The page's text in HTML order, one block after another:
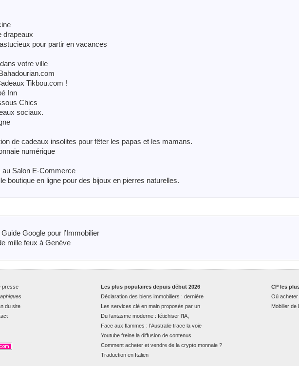
drapeaux
pour partir en vacances
votre ville
Tikbou.com !
Inn
Chics
sociaux.
de cadeaux insolites pour fêter les papas et les mamans.
numérique
au Salon E-Commerce
boutique en ligne pour des bijoux en pierres naturelles.
Google pour l’Immobilier
mille feux à Genève
presse
du site
CP les
Où
Mobilier de
Les plus populaires depuis début 2026
Déclaration des biens immobiliers : dernière
Les services clé en main proposés par un
Du fantasme moderne : fétichiser l’IA,
Face aux flammes : l’Australie trace la voie
Youtube freine la diffusion de contenus
Comment acheter et vendre de la crypto monnaie ?
Traduction en Italien